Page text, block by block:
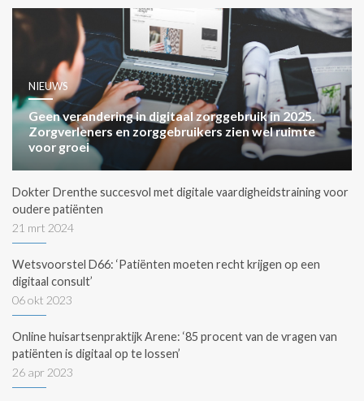
NIEUWS
Geen verandering in digitaal zorggebruik in 2025.
Zorgverleners en zorggebruikers zien wel ruimte
voor groei
Dokter Drenthe succesvol met digitale vaardigheidstraining voor
oudere patiënten
21 mrt 2024
Wetsvoorstel D66: ‘Patiënten moeten recht krijgen op een
digitaal consult’
06 okt 2023
Online huisartsenpraktijk Arene: ‘85 procent van de vragen van
patiënten is digitaal op te lossen’
26 apr 2023